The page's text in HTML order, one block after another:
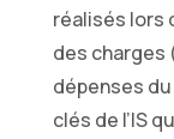
réalisés lors
des
dépenses
clés de l’IS